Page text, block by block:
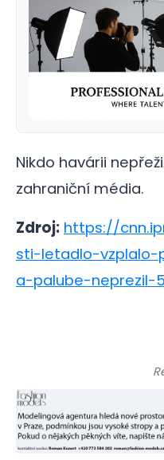
Nikdo havárii
zahraniční média.
Zdroj: https://
sti-letadlo-
a-palube-neprezil-